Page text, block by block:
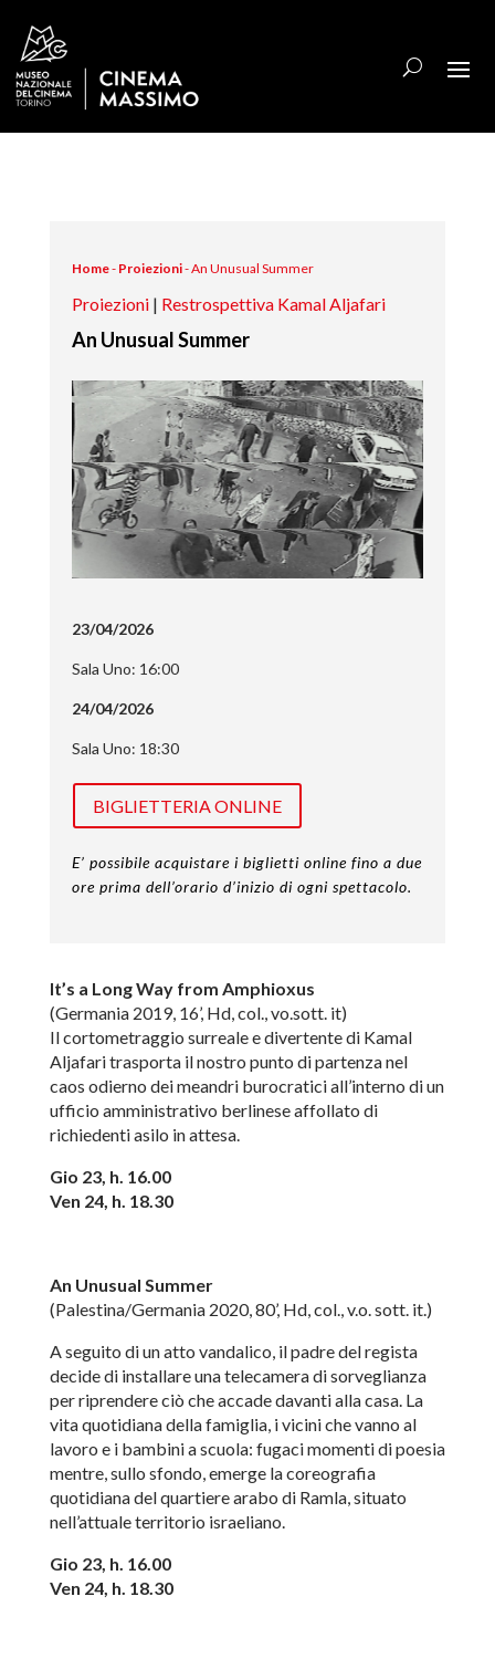
Home- Proiezioni-An Unusual Summer
Proiezioni| Restrospettiva Kamal Aljafari
An Unusual Summer
23/04/2026
Sala Uno: 16:00
24/04/2026
Sala Uno: 18:30
BIGLIETTERIA ONLINE
E’ possibile acquistare i biglietti online fino a due
ore prima dell’orario d’inizio di ogni spettacolo.
It’s a Long Way from Amphioxus
(Germania 2019, 16’, Hd, col., vo.sott. it)
Il cortometraggio surreale e divertente di Kamal
Aljafari trasporta il nostro punto di partenza nel
caos odierno dei meandri burocratici all’interno di un
ufficio amministrativo berlinese affollato di
richiedenti asilo in attesa.
Gio 23, h. 16.00
Ven 24, h. 18.30
An Unusual Summer
(Palestina/Germania 2020, 80’, Hd, col., v.o. sott. it.)
A seguito di un atto vandalico, il padre del regista
decide di installare una telecamera di sorveglianza
per riprendere ciò che accade davanti alla casa. La
vita quotidiana della famiglia, i vicini che vanno al
lavoro e i bambini a scuola: fugaci momenti di poesia
mentre, sullo sfondo, emerge la coreografia
quotidiana del quartiere arabo di Ramla, situato
nell’attuale territorio israeliano.
Gio 23, h. 16.00
Ven 24, h. 18.30